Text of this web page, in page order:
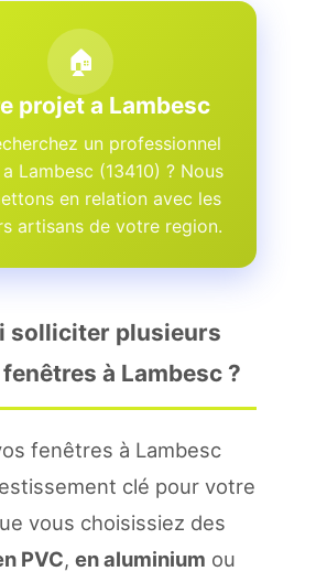
🏠
projet a Lambesc
un professionnel
Lambesc (13410) ? Nous
en relation avec les
artisans de votre region.
solliciter plusieurs
à Lambesc ?
fenêtres à Lambesc
clé pour votre
vous choisissiez des
PVC, en aluminium ou